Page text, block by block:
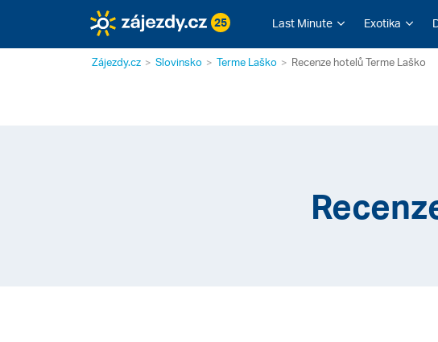
25 Last Minute Exotika
Zájezdy.cz Slovinsko Terme Laško Recenze hotelů Terme Laško